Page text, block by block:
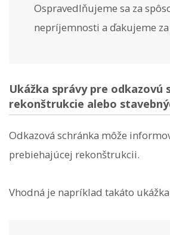
Ospravedlňujeme sa za
nepríjemnosti a ďakujeme
Ukážka správy pre odkazovú
rekonštrukcie alebo
Odkazová schránka môže
prebiehajúcej rekonštrukcii.
Vhodná je napríklad takáto